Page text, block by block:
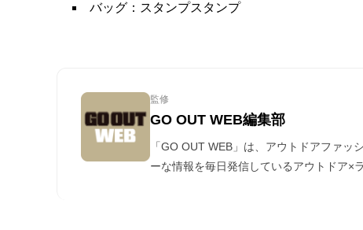
バッグ：スタンプスタンプ
監修
GO OUT WEB編集部
「GO OUT WEB」は、アウトドアファ
ーな情報を毎日発信しているアウトドア×